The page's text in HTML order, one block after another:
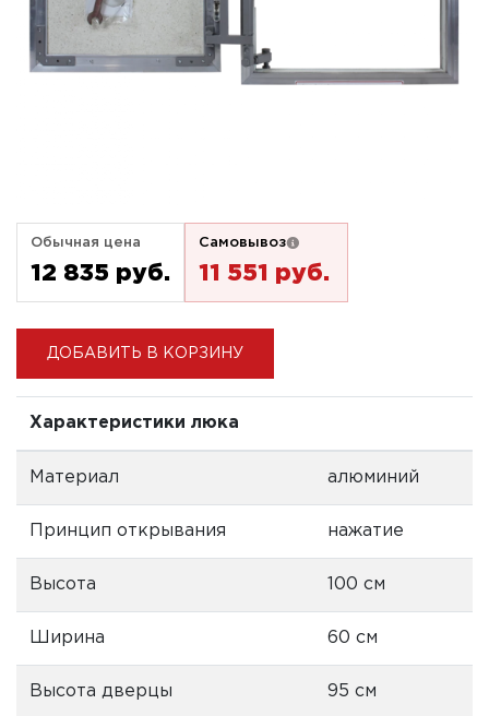
Обычная цена
12 835 pуб.
Самовывоз
11 551 pуб.
ДОБАВИТЬ В КОРЗИНУ
Характеристики люка
Материал алюминий
Принцип открывания нажатие
Высота 100 см
Ширина 60 см
Высота дверцы 95 см